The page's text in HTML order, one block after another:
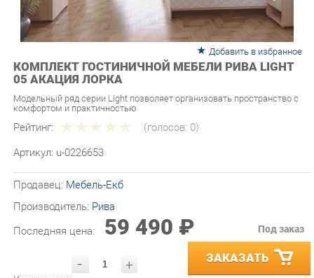
Добавить в избранное
КОМПЛЕКТ ГОСТИНИЧНОЙ МЕБЕЛИ РИВА LIGHT
05 АКАЦИЯ ЛОРКА
Модельный ряд серии Light позволяет организовать пространство с
Рейтинг:
Артикул: u-0226653
Производитель:Рива
Последняя цена: 59 490 ₽
- ЗАКАЗАТЬ
УТОЧНИТЬ НАЛИЧИЕ